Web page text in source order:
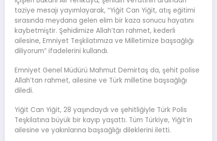
taziye mesajı yayımlayarak, “Yiğit Can Yiğit, atış eğitimi
sırasında meydana gelen elim bir kaza sonucu hayatını
kaybetmiştir. Şehidimize Allah’tan rahmet, kederli
ailesine, Emniyet Teşkilatımıza ve Milletimize başsağlığı
diliyorum” ifadelerini kullandı.
Emniyet Genel Müdürü Mahmut Demirtaş da, şehit polise
Allah’tan rahmet, ailesine ve Türk milletine başsağlığı
diledi.
Yiğit Can Yiğit, 28 yaşındaydı ve şehitliğiyle Türk Polis
Teşkilatına büyük bir kayıp yaşattı. Tüm Türkiye, Yiğit’in
ailesine ve yakınlarına başsağlığı dileklerini iletti.